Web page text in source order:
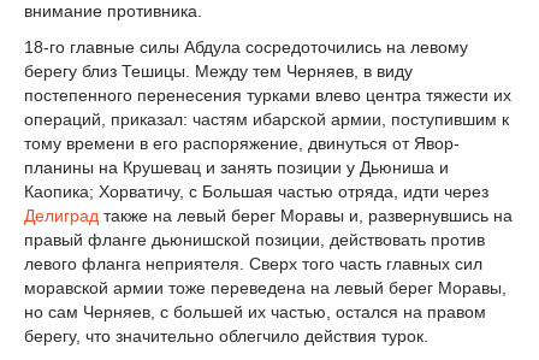
внимание противника.
18-го главные силы Абдула сосредоточились на левому
берегу близ Тешицы. Между тем Черняев, в виду
постепенного перенесения турками влево центра тяжести их
операций, приказал: частям ибарской армии, поступившим к
тому времени в его распоряжение, двинуться от Явор-
планины на Крушевац и занять позиции у Дьюниша и
Каопика; Хорватичу, с Большая частью отряда, идти через
Делиград также на левый берег Моравы и, развернувшись на
правый фланге дьюнишской позиции, действовать против
левого фланга неприятеля. Сверх того часть главных сил
моравской армии тоже переведена на левый берег Моравы,
но сам Черняев, с большей их частью, остался на правом
берегу, что значительно облегчило действия турок.